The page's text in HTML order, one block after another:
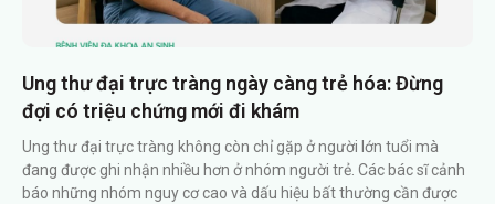
Ung thư đại trực tràng ngày càng trẻ hóa: Đừng
đợi có triệu chứng mới đi khám
Ung thư đại trực tràng không còn chỉ gặp ở người lớn tuổi mà
đang được ghi nhận nhiều hơn ở nhóm người trẻ. Các bác sĩ cảnh
báo những nhóm nguy cơ cao và dấu hiệu bất thường cần được